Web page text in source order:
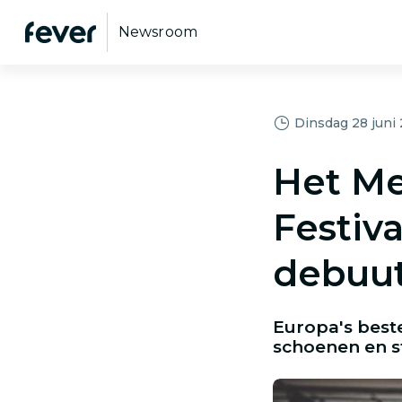
Newsroom
Dinsdag 28 juni
Het
Europa's
schoenen en